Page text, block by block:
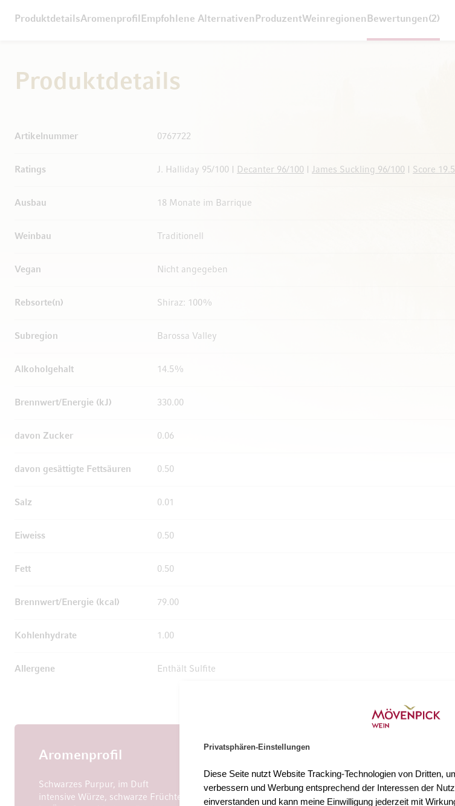
Privatsphären-Einstellungen
Diese Seite nutzt Website Tracking-Technologien von Dritten,
verbessern und Werbung entsprechend der Interessen der
einverstanden und kann meine Einwilligung jederzeit mit
ProduktdetailsAromenprofil Empfohlene Alternativen ProduzentWeinregionen Bewertungen 2
Produktdetails
Artikelnummer 0767722
Ratings J. Halliday 95/100 | Decanter 96/100 James Suckling 96/100 Score
Ausbau 18 Monate im Barrique
Weinbau Traditionell
Vegan Nicht angegeben
Rebsorte(n) Shiraz: 100%
Subregion Barossa Valley
Alkoholgehalt 14.5%
Brennwert/Energie (kJ) 330.00
davon Zucker 0.06
davon gesättigte Fettsäuren 0.50
Salz 0.01
Eiweiss 0.50
Fett 0.50
Brennwert/Energie (kcal) 79.00
Kohlenhydrate 1.00
Allergene Enthält Sulfite
Aromenprofil
Schwarzes Purpur, im Duft
intensive Würze, schwarze Früchte